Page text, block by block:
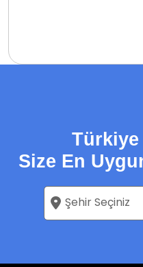
Türkiye
Size En